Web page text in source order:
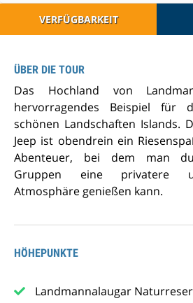
VERFÜGBARKEIT
ÜBER DIE TOUR
Das Hochland von
hervorragendes Beispiel für
schönen Landschaften Islands.
Jeep ist obendrein ein
Abenteuer, bei dem man
Gruppen eine privatere
Atmosphäre genießen kann.
HÖHEPUNKTE
Landmannalaugar